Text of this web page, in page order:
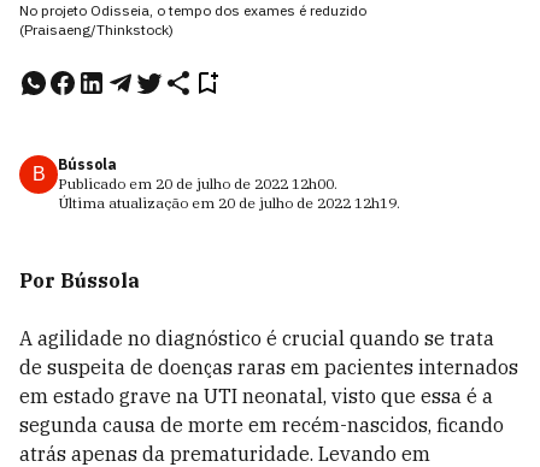
No projeto Odisseia, o tempo dos exames é reduzido
(Praisaeng/Thinkstock)
B
Bússola
Publicado em 20 de julho de 2022 12h00.
Última atualização em 20 de julho de 2022 12h19.
Por Bússola
A agilidade no diagnóstico é crucial quando se trata
de suspeita de doenças raras em pacientes internados
em estado grave na UTI neonatal, visto que essa é a
segunda causa de morte em recém-nascidos, ficando
atrás apenas da prematuridade. Levando em